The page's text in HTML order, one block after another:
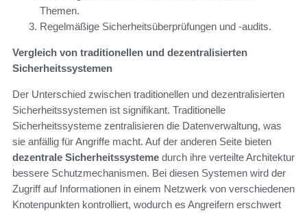
Themen.
Regelmäßige Sicherheitsüberprüfungen und -audits.
Vergleich von traditionellen und dezentralisierten
Sicherheitssystemen
Der Unterschied zwischen traditionellen und dezentralisierten
Sicherheitssystemen ist signifikant. Traditionelle
Sicherheitssysteme zentralisieren die Datenverwaltung, was
sie anfällig für Angriffe macht. Auf der anderen Seite bieten
dezentrale Sicherheitssysteme durch ihre verteilte Architektur
bessere Schutzmechanismen. Bei diesen Systemen wird der
Zugriff auf Informationen in einem Netzwerk von verschiedenen
Knotenpunkten kontrolliert, wodurch es Angreifern erschwert